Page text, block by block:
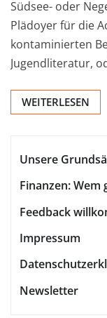
Südsee- oder
Plädoyer für die
kontaminierten
Jugendliteratur,
WEITERLESEN
Unsere
Finanzen: Wem
Feedback
Impressum
Newsletter